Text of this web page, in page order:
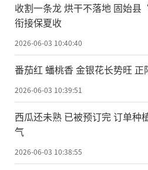
收割一条龙 烘干不落地 固始
衔接保夏收
2026-06-03 10:40:40
番茄红 蟠桃香 金银花长势旺 正
2026-06-03 10:39:51
西瓜还未熟 已被预订完 订单种
气
2026-06-03 10:38:55